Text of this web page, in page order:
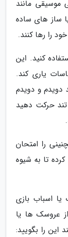
موسیقی مانند
ساز های ساده
را رها کنند.
کنید. این
یاری کند.
دویدم و دویدم
تند حرکت دهید
را امتحان
تا به شیوه
اسباب بازی
از عروسک ها یا
این را بگویید: